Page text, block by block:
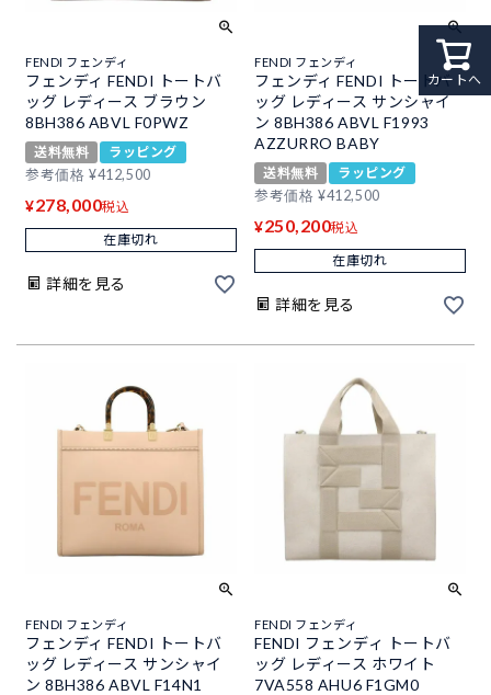
FENDI フェンディ
フェンディ FENDI トートバ
ッグ レディース ブラウン
8BH386 ABVL F0PWZ
送料無料
ラッピング
参考価格 ¥412,500
¥278,000税込
在庫切れ
詳細を見る
FENDI フェンディ
フェンディ FENDI トートバ
ッグ レディース サンシャイ
ン 8BH386 ABVL F1993
AZZURRO BABY
送料無料
ラッピング
参考価格 ¥412,500
¥250,200税込
在庫切れ
詳細を見る
FENDI フェンディ
フェンディ FENDI トートバ
ッグ レディース サンシャイ
ン 8BH386 ABVL F14N1
FENDI フェンディ
FENDI フェンディ トートバ
ッグ レディース ホワイト
7VA558 AHU6 F1GM0
カートへ